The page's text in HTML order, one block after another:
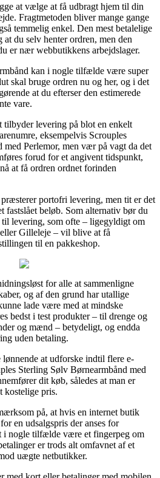
at vælge at få udbragt hjem til din
Fragtmetoden bliver mange gange
temmelig enkel. Den mest betalelige
du selv henter ordren, men den
er nær webbutikkens arbejdslager.
kan i nogle tilfælde være super
skal bruge ordren nu og her, og i det
at du efterser den estimerede
vare.
tilbyder levering på blot en enkelt
eksempelvis Scrouples
med Perlemor, men vær på vagt da det
forud for et angivent tidspunkt,
at få ordren ordnet forinden
portofri levering, men tit er det
fastslået beløb. Som alternativ bør du
til levering, som ofte – ligegyldigt om
Gilleleje – vil blive at få
til en pakkeshop.
for alle at sammenligne
og af den grund har utallige
lade være med at mindske
bedst i test produkter – til drenge og
og mænd – betydeligt, og endda
uden betaling.
at udforske indtil flere e-
Sterling Sølv Børnearmbånd med
dit køb, således at man er
kostelige pris.
på, at hvis en internet butik
en udsalgspris der anses for
i nogle tilfælde være et fingerpeg om
er trods alt omfavnet af et
uægte netbutikker.